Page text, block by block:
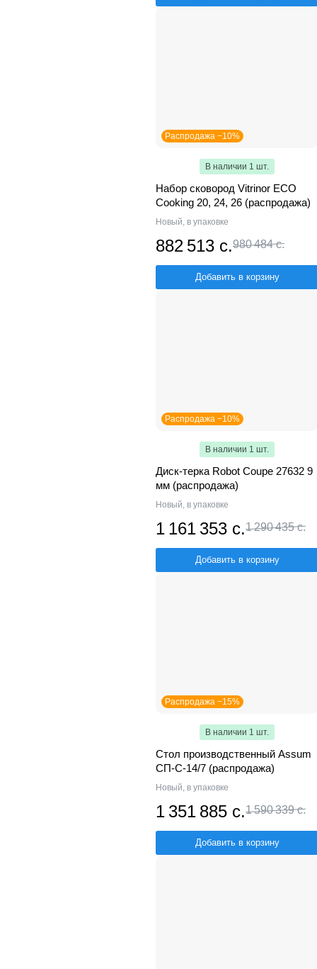
Распродажа −10%
В наличии 1 шт.
Набор сковород Vitrinor ECO
Cooking 20, 24, 26 (распродажа)
Новый, в упаковке
882 513 с.980 484 с.
Добавить в корзину
Распродажа −10%
В наличии 1 шт.
Диск-терка Robot Coupe 27632 9
мм (распродажа)
Новый, в упаковке
1 161 353 с.1 290 435 с.
Добавить в корзину
Распродажа −15%
В наличии 1 шт.
Стол производственный Assum
СП-С-14/7 (распродажа)
Новый, в упаковке
1 351 885 с.1 590 339 с.
Добавить в корзину